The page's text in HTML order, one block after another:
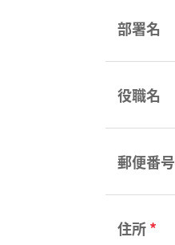
部署名
役職名
郵便番号
住所*